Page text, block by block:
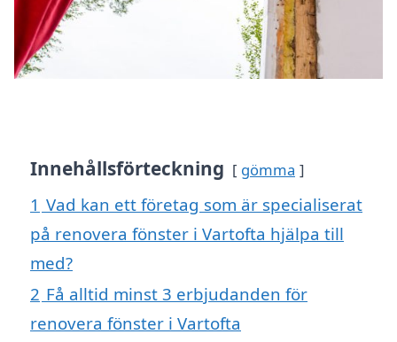
Innehållsförteckning gömma
1 Vad kan ett företag som är specialiserat
på renovera fönster i Vartofta hjälpa till
med?
2 Få alltid minst 3 erbjudanden för
renovera fönster i Vartofta